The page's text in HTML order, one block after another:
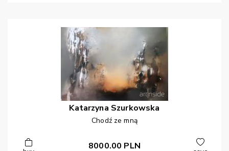
Katarzyna Szurkowska
Chodź ze mną
8000.00 PLN